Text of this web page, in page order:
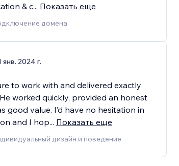
& c... Показать еще
домена
янв. 2024 г.
to work with and delivered exactly
worked quickly, provided an honest
good value. I’d have no hesitation in
and I hop... Показать еще
дизайн и поведение